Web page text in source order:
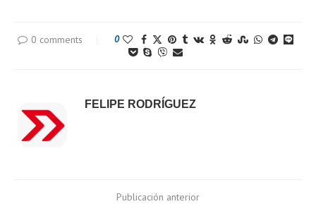
0 comments 0
FELIPE RODRÍGUEZ
Publicación anterior